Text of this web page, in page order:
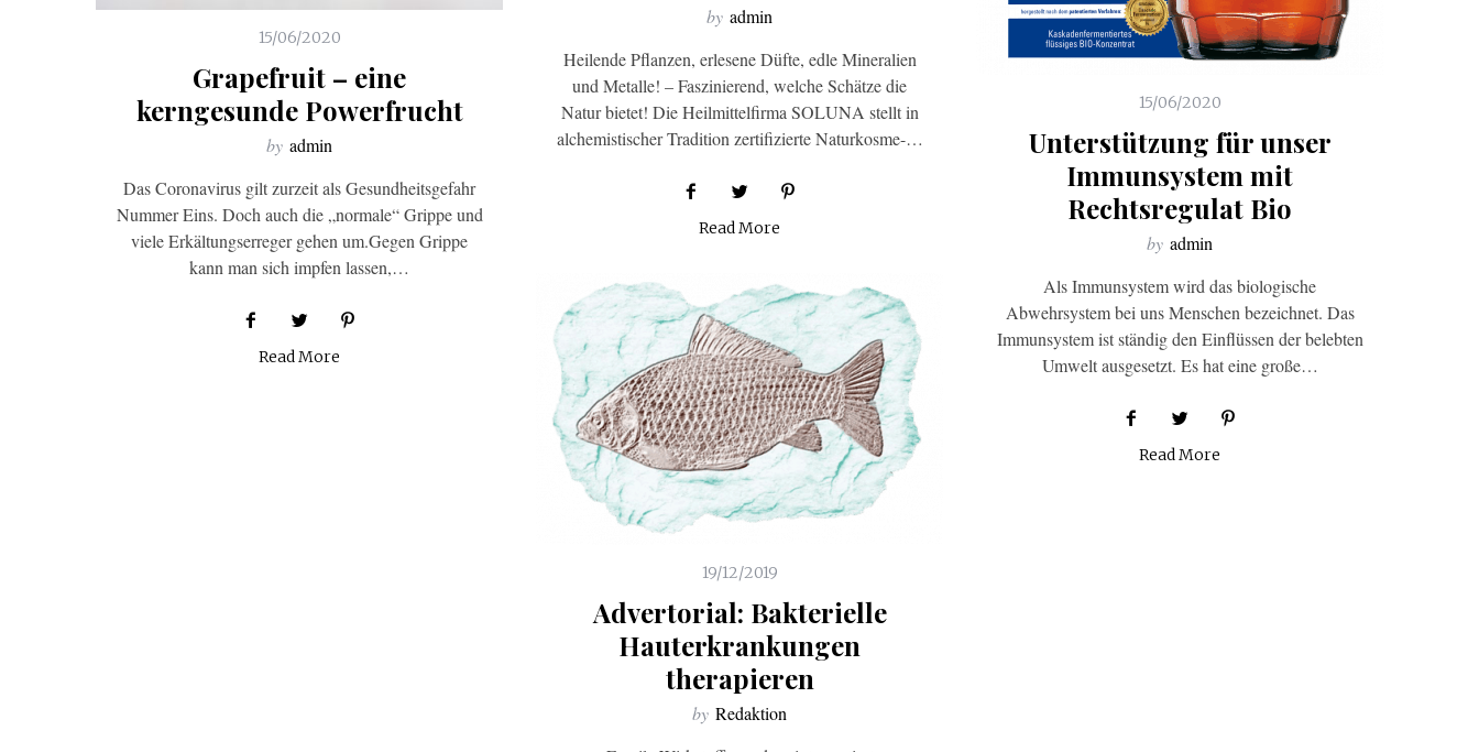
15/06/2020
Unterstützung für unser
Immunsystem mit
Rechtsregulat Bio
by admin
Als Immunsystem wird das biologische
Abwehrsystem bei uns Menschen bezeichnet. Das
Immunsystem ist ständig den Einflüssen der belebten
Umwelt ausgesetzt. Es hat eine große…
Read More
by admin
Heilende Pflanzen, erlesene Düfte, edle Mineralien
und Metalle! – Faszinierend, welche Schätze die
Natur bietet! Die Heilmittelfirma SOLUNA stellt in
alchemistischer Tradition zertifizierte Naturkosme-…
Read More
15/06/2020
Grapefruit – eine
kerngesunde Powerfrucht
by admin
Das Coronavirus gilt zurzeit als Gesundheitsgefahr
Nummer Eins. Doch auch die „normale“ Grippe und
viele Erkältungserreger gehen um.Gegen Grippe
kann man sich impfen lassen,…
Read More
19/12/2019
Advertorial: Bakterielle
Hauterkrankungen
therapieren
by Redaktion